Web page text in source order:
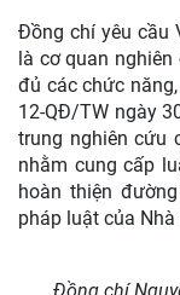
Đồng chí yêu cầu
là cơ quan
đủ các chức
12-QĐ/TW ngày
trung nghiên cứu
nhằm cung cấp
hoàn thiện
pháp luật của Nhà